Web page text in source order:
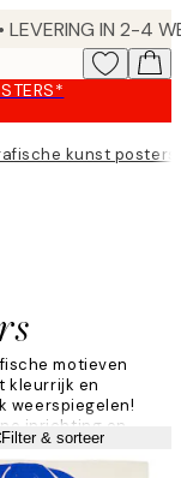
kunst posters
motieven
kleurrijk en
weerspiegelen!
inrichting en
posters met tekst
Filter & sorteer